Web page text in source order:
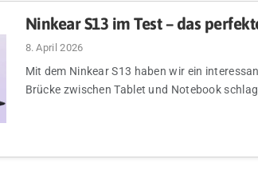
Ninkear S13 im Test – das
8. April 2026
Mit dem Ninkear S13 haben wir ein
Brücke zwischen Tablet und Notebook